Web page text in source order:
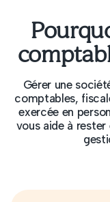
Gérer une
comptables,
exercée en
vous aide à